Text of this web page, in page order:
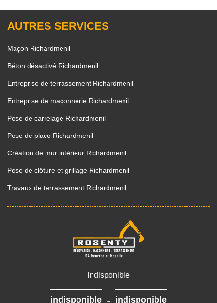
AUTRES SERVICES
Maçon Richardmenil
Béton désactivé Richardmenil
Entreprise de terrassement Richardmenil
Entreprise de maçonnerie Richardmenil
Pose de carrelage Richardmenil
Pose de placo Richardmenil
Création de mur intérieur Richardmenil
Pose de clôture et grillage Richardmenil
Travaux de terrassement Richardmenil
indisponible
indisponible - indisponible